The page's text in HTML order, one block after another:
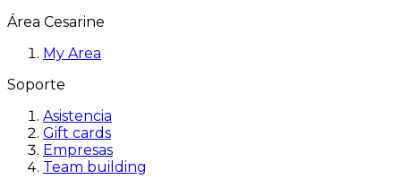
Área Cesarine
My Area
Soporte
Asistencia
Gift cards
Empresas
Team building